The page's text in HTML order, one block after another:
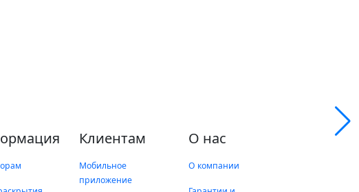
Клиентам
Мобильное
приложение
О нас
О компании